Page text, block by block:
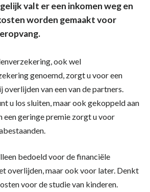
valt er een inkomen weg en
worden gemaakt voor
ook wel
genoemd, zorgt u voor een
van een van de partners.
u los sluiten, maar ook gekoppeld aan
een geringe premie zorgt u voor
bedoeld voor de financiële
overlijden, maar ook voor later. Denkt
voor de studie van kinderen.